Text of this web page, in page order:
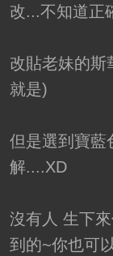
改...不知道正
改貼老妹的斯
就是)
但是選到寶藍
解....XD
沒有人 生下
到的~你也可